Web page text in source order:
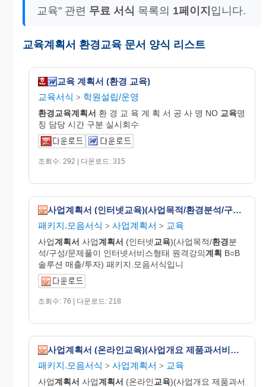
교육" 관련 무료 서식 목록의 1페이지 입니다.
교육계획서 환경교육 문서 양식 리스트
교육 계획서 (환경 교육)
교육서식 > 학원설립/운영
환경교육계획서 환 경 교 육 계 획 서 공 사 명 NO 교육명
칭 담당 시간 구분 실시회수
조회수: 292 | 다운로드: 315
사업계획서 (인터넷교육)(사업목적/환경분석/구성/문제풀이 인터넷서비스형태 원격강의계획 B2B솔루션 매출/투자)
패키지.모음서식 > 사업계획서 > 교육
사업계획서 사업계획서 (인터넷 교육)(사업목적/환경분
석/구성/문제풀이 인터넷서비스형태 원격강의계획 B○B
솔루션 매출/투자) 패키지.모음서식입니
조회수: 76 | 다운로드: 218
사업계획서 (온라인교육)(사업개요 제품과서비스 시장환경 마케팅전략 재무계획 주요사업일정 활용예)
패키지.모음서식 > 사업계획서 > 교육
사업계획서 사업계획서 (온라인 교육)(사업개요 제품과서